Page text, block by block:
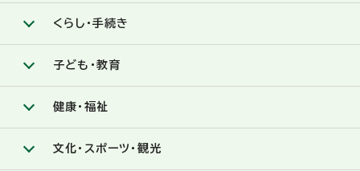
くらし・手続き
子ども・教育
健康・福祉
文化・スポーツ・観光